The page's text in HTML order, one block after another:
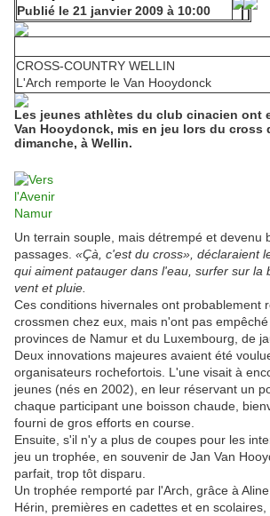
Publié le 21 janvier 2009 à 10:00
CROSS-COUNTRY WELLIN
L'Arch remporte le Van Hooydonck
Les jeunes athlètes du club cinacien ont
Van Hooydonck, mis en jeu lors du cross
dimanche, à Wellin.
Un terrain souple, mais détrempé et devenu
passages. «Çà, c'est du cross», déclaraient
qui aiment patauger dans l'eau, surfer sur la
vent et pluie.
Ces conditions hivernales ont probablement
crossmen chez eux, mais n'ont pas
provinces de Namur et du Luxembourg, de
Deux innovations majeures avaient été
organisateurs rochefortois. L'une visait à
jeunes (nés en 2002), en leur réservant un
chaque participant une boisson chaude,
fourni de gros efforts en course.
Ensuite, s'il n'y a plus de coupes pour les
jeu un trophée, en souvenir de Jan Van
parfait, trop tôt disparu.
Un trophée remporté par l'Arch, grâce à
Hérin, premières en cadettes et en scolaires,